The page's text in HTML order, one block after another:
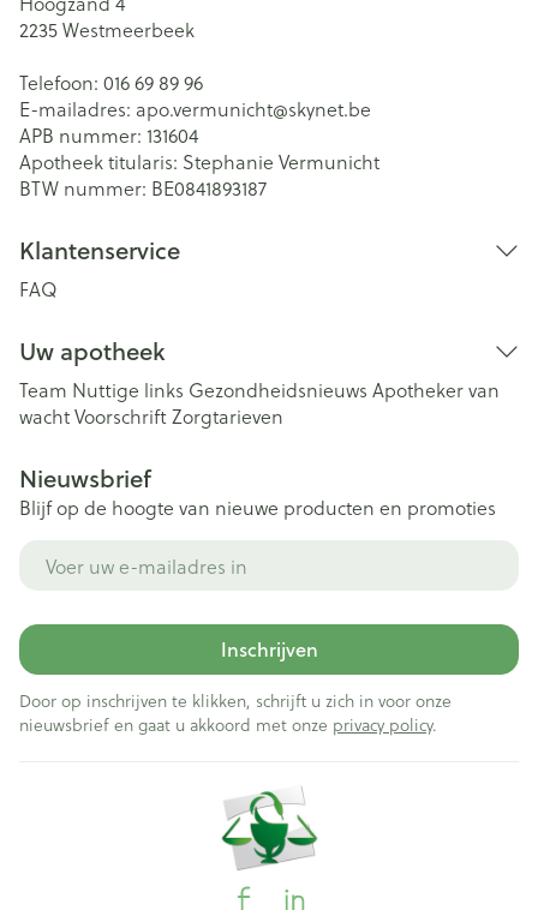
2235Westmeerbeek
Telefoon: 016 69 89 96
E-mailadres: apo.vermunicht@skynet.be
APB nummer: 131604
Apotheek titularis: Stephanie Vermunicht
BTW nummer: BE0841893187
Klantenservice
FAQ
Uw apotheek
Team Nuttige links Gezondheidsnieuws Apotheker van
wachtVoorschriftZorgtarieven
Nieuwsbrief
Blijf op de hoogte van nieuwe producten en promoties
Inschrijven
Door op inschrijven te klikken, schrijft u zich in voor onze
nieuwsbrief en gaat u akkoord met onze privacy policy.